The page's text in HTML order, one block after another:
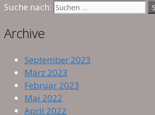
Suche nach:
Archive
September 2023
März 2023
Februar 2023
Mai 2022
April 2022